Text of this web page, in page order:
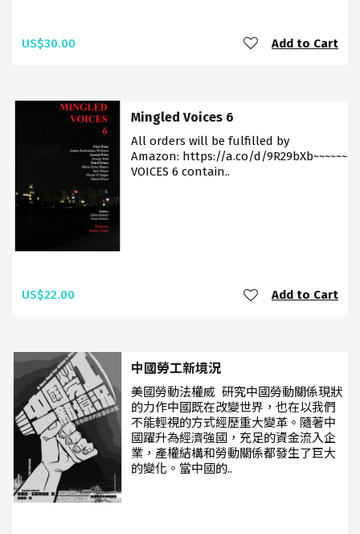
US$30.00 Add to Cart
Mingled Voices 6
All orders will be fulfilled by
Amazon: https://a.co/d/
VOICES 6 contain..
US$22.00 Add to Cart
中國勞工新境況
美國勞動法權威 研究中國勞動關係現狀
的力作中國既在改變世界，也在以我們
不能輕視的方式經歷重大變革。隨著中
國躍升為經濟強國，充足的資金流入企
業，產權結構和勞動關係都發生了巨大
的變化。當中國的..